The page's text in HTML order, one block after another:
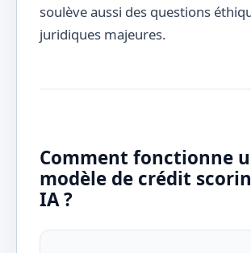
soulève aussi des questions
juridiques majeures.
Comment fonctionne
modèle de crédit
IA ?